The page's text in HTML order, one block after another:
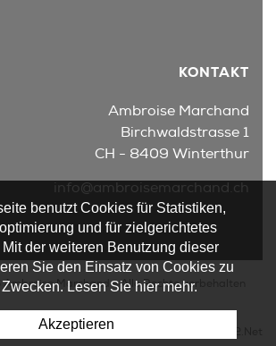
KONTAKT
Ambroise Marchand
Birchwaldstrasse 1
CH - 8409 Winterthur
info@ambroisemarchand.ch
Marchand - Alle Rechte vorbehalten
by Artionet-Generated with IceCube2.Net
benutzt Cookies für Statistiken,
und für zielgerichtetes
Mit der weiteren Benutzung dieser
Sie den Einsatz von Cookies zu
Lesen Sie hier mehr.
Akzeptieren